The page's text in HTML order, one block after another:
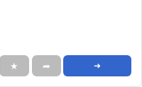
★ ➦ ➜